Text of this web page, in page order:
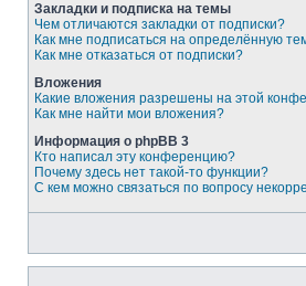
Закладки и подписка на темы
Чем отличаются закладки от подписки?
Как мне подписаться на определённую
Как мне отказаться от подписки?
Вложения
Какие вложения разрешены на этой
Как мне найти мои вложения?
Информация о phpBB 3
Кто написал эту конференцию?
Почему здесь нет такой-то функции?
С кем можно связаться по вопросу